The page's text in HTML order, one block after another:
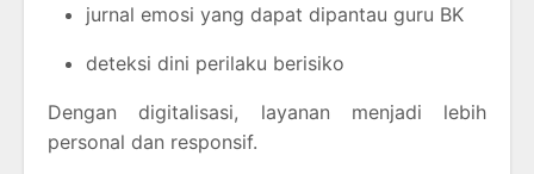
jurnal emosi yang dapat dipantau guru BK
deteksi dini perilaku berisiko
Dengan digitalisasi, layanan menjadi lebih
personal dan responsif.